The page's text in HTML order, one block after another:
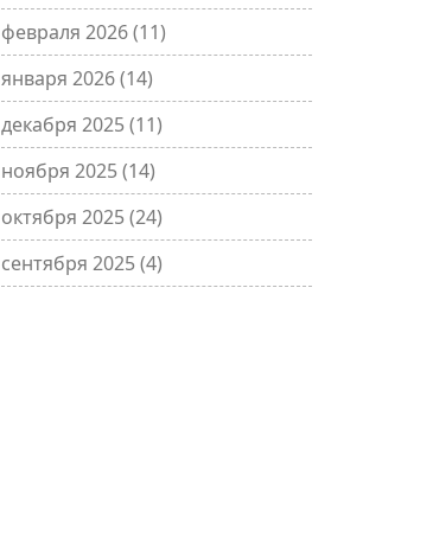
февраля 2026(11)
января 2026(14)
декабря 2025(11)
ноября 2025(14)
октября 2025(24)
сентября 2025(4)